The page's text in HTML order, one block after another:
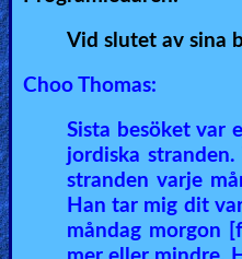
Vid slutet av sina
Choo Thomas:
Sista besöket var
jordiska
stranden varje
Han tar mig dit
måndag morgon